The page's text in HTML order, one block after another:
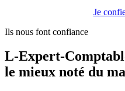
Je
Ils nous font confiance
L-Expert-
le mieux noté du